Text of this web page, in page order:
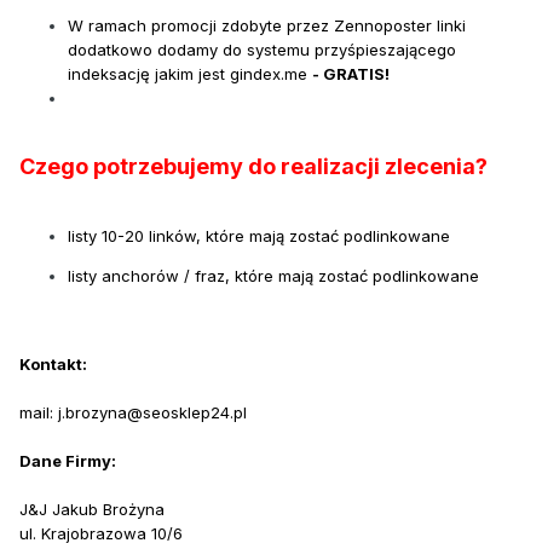
W ramach promocji zdobyte przez Zennoposter linki
dodatkowo dodamy do systemu przyśpieszającego
indeksację jakim jest gindex.me - GRATIS!
Czego potrzebujemy do realizacji zlecenia?
listy 10-20 linków, które mają zostać podlinkowane
listy anchorów / fraz, które mają zostać podlinkowane
Kontakt:
mail: j.brozyna@seosklep24.pl
Dane Firmy:
J&J Jakub Brożyna
ul. Krajobrazowa 10/6